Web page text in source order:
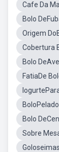
Cafe Da
Bolo
Origem
Cobertura
Bolo
FatiaDe
BoloPelado
Bolo
Sobre